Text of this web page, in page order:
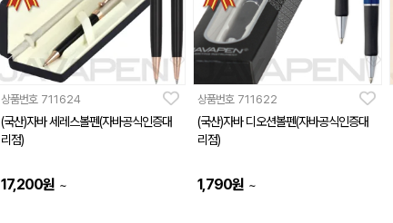
상품번호 711624
(국산)자바 세레스볼펜(자바공식인증대
리점)
17,200원 ~
상품번호 711622
(국산)자바 디오션볼펜(자바공식인증대
리점)
1,790원 ~